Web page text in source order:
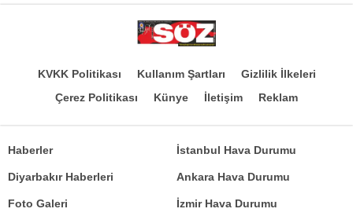
KVKK Politikası Kullanım Şartları
Gizlilik İlkeleri
Çerez Politikası
Künye İletişim Reklam
Haberler
Diyarbakır Haberleri
Foto Galeri
İstanbul Hava Durumu
Ankara Hava Durumu
İzmir Hava Durumu